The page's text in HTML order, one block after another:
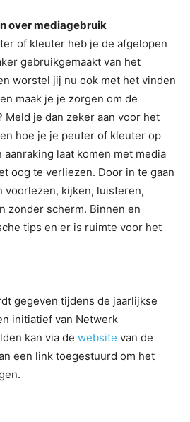
over mediagebruik
of kleuter heb je de afgelopen
gebruikgemaakt van het
worstel jij nu ook met het vinden
maak je je zorgen om de
Meld je dan zeker aan voor het
hoe je je peuter of kleuter op
laat komen met media
oog te verliezen. Door in te gaan
voorlezen, kijken, luisteren,
zonder scherm. Binnen en
tips en er is ruimte voor het
gegeven tijdens de jaarlijkse
initiatief van Netwerk
kan via de website van de
een link toegestuurd om het